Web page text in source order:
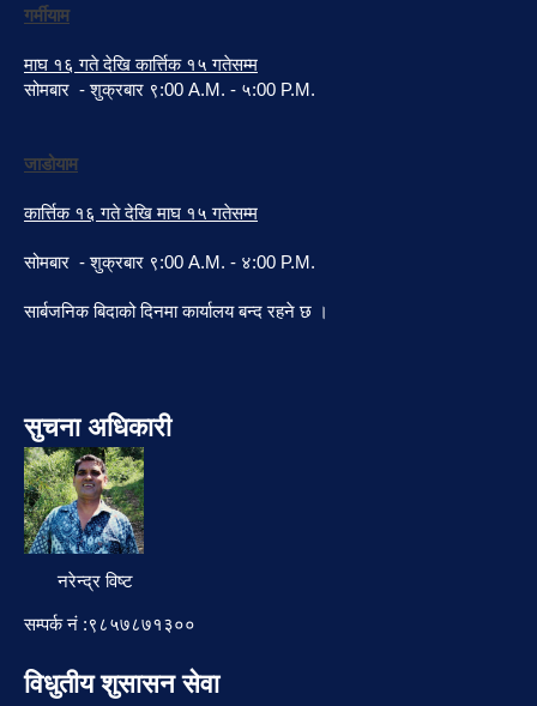
गर्मीयाम
माघ १६ गते देखि कार्त्तिक १५ गतेसम्म
सोमबार - शुक्रबार ९:00 A.M. - ५:00 P.M.
जाडोयाम
कार्त्तिक १६ गते देखि माघ १५ गतेसम्म
सोमबार - शुक्रबार ९:00 A.M. - ४:00 P.M.
सार्बजनिक बिदाको दिनमा कार्यालय बन्द रहने छ ।
सुचना अधिकारी
नरेन्द्र विष्ट
सम्पर्क नं :९८५७८७१३००
विधुतीय शुसासन सेवा